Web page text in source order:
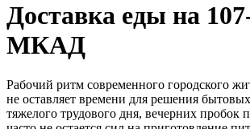
Доставка еды на
МКАД
Рабочий ритм современного городского
не оставляет времени для решения
тяжелого трудового дня, вечерних пробок